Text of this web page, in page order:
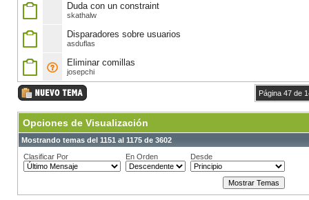
Duda con un constraint
skathalw
Disparadores sobre usuarios
asduflas
Eliminar comillas
josepchi
Página 47 de
Opciones de Visualización
Mostrando temas del 1151 al 1175 de 3602
Clasificar Por
En Orden Desde